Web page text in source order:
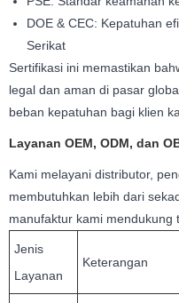
DOE & CEC: Kepatuhan
Serikat
Sertifikasi ini memastikan
legal dan aman di pasar
beban kepatuhan bagi klien
Layanan OEM, ODM, dan
Kami melayani distributor,
membutuhkan lebih dari
manufaktur kami mendukung
Jenis
Layanan
Keterangan